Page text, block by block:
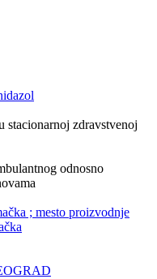
stacionarnoj zdravstvenoj
odnosno
; mesto proizvodnje